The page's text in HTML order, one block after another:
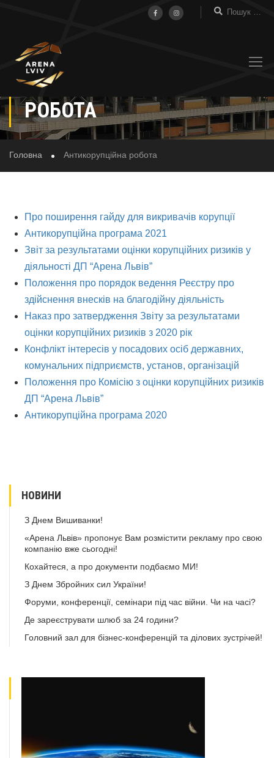
АНТИКОРУПЦІЙНА
РОБОТА
Головна Антикорупційна робота
Про поширення гайду для викривачів корупції
Антикорупційна програма 2021
Звіт за результатами оцінки корупційних ризиків у
діяльності ДП “Арена Львів”
Положення про порядок ведення Реєстру про
здійснення внесків на благодійну діяльність
Наказ про затвердження Звіту за результатами
оцінки корупційних ризиків з 2020 рік
Конфлікт інтересів у посадових осіб державних,
комунальних підприємств, установ, організацій
Положення про Комісію з оцінки корупційних ризиків
ДП “Арена Львів”
Антикорупційна програма 2020
НОВИНИ
З Днем Вишиванки!
«Арена Львів» пропонує Вам розмістити рекламу про свою
компанію вже сьогодні!
Кохайтеся, а про документи подбаємо МИ!
З Днем Збройних сил України!
Форуми, конференції, семінари під час війни. Чи на часі?
Де зареєструвати шлюб за 24 години?
Головний зал для бізнес-конференцій та ділових зустрічей!